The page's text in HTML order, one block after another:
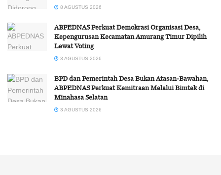
8 AGUSTUS 2026
ABPEDNAS Perkuat Demokrasi Organisasi Desa,
Kepengurusan Kecamatan Amurang Timur Dipilih
Lewat Voting
3 AGUSTUS 2026
BPD dan Pemerintah Desa Bukan Atasan-Bawahan,
ABPEDNAS Perkuat Kemitraan Melalui Bimtek di
Minahasa Selatan
3 AGUSTUS 2026